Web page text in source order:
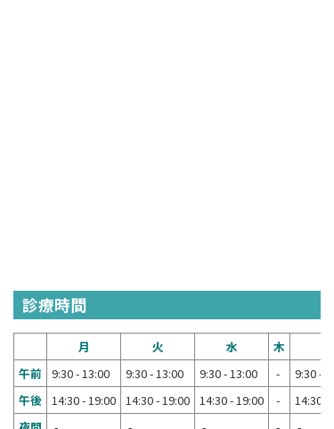
診療時間
月 火 水 木
午前
9:30 - 13:00 9:30 - 13:00 9:30 - 13:00 -
9:30 -
午後 14:30 - 19:00 14:30 - 19:00 14:30 - 19:00 -
14:30 -